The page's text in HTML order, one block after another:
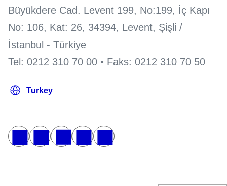
Büyükdere Cad. Levent 199, No:199, İç Kapı
No: 106, Kat: 26, 34394, Levent, Şişli /
İstanbul - Türkiye
Tel: 0212 310 70 00 • Faks: 0212 310 70 50